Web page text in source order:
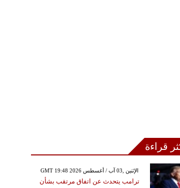
قراءة
GMT 19:48 2026 الإثنين ,03 آب / أغسطس
ترامب يتحدث عن اتفاق مرتقب بشأن